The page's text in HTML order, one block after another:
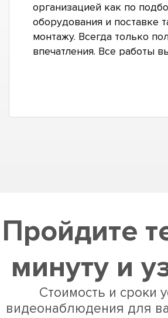
системы видео
Новым годом,
ответили за запрос, в
нескольких дней все
Пройдите
минуту и
Стоимость и сроки
видеонаблюдения для